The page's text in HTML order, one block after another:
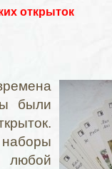
открыток
были
любой